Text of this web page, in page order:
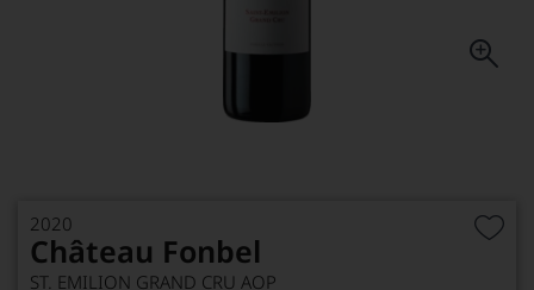
2020
Château Fonbel
ST. EMILION GRAND CRU AOP